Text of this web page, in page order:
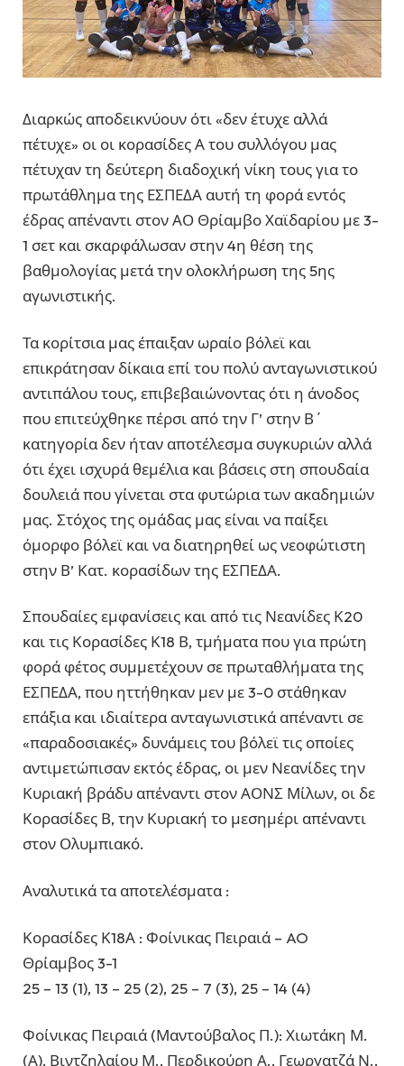
Διαρκώς αποδεικνύουν ότι «δεν έτυχε αλλά
πέτυχε» οι οι κορασίδες Α του συλλόγου μας
πέτυχαν τη δεύτερη διαδοχική νίκη τους για το
πρωτάθλημα της ΕΣΠΕΔΑ αυτή τη φορά εντός
έδρας απέναντι στον ΑΟ Θρίαμβο Χαϊδαρίου με 3-
1 σετ και σκαρφάλωσαν στην 4η θέση της
βαθμολογίας μετά την ολοκλήρωση της 5ης
αγωνιστικής.
Τα κορίτσια μας έπαιξαν ωραίο βόλεϊ και
επικράτησαν δίκαια επί του πολύ ανταγωνιστικού
αντιπάλου τους, επιβεβαιώνοντας ότι η άνοδος
που επιτεύχθηκε πέρσι από την Γ’ στην Β΄
κατηγορία δεν ήταν αποτέλεσμα συγκυριών αλλά
ότι έχει ισχυρά θεμέλια και βάσεις στη σπουδαία
δουλειά που γίνεται στα φυτώρια των ακαδημιών
μας. Στόχος της ομάδας μας είναι να παίξει
όμορφο βόλεϊ και να διατηρηθεί ως νεοφώτιστη
στην Β’ Κατ. κορασίδων της ΕΣΠΕΔΑ.
Σπουδαίες εμφανίσεις και από τις Νεανίδες Κ20
και τις Κορασίδες Κ18 Β, τμήματα που για πρώτη
φορά φέτος συμμετέχουν σε πρωταθλήματα της
ΕΣΠΕΔΑ, που ηττήθηκαν μεν με 3-0 στάθηκαν
επάξια και ιδιαίτερα ανταγωνιστικά απέναντι σε
«παραδοσιακές» δυνάμεις του βόλεϊ τις οποίες
αντιμετώπισαν εκτός έδρας, οι μεν Νεανίδες την
Κυριακή βράδυ απέναντι στον ΑΟΝΣ Μίλων, οι δε
Κορασίδες Β, την Κυριακή το μεσημέρι απέναντι
στον Ολυμπιακό.
Αναλυτικά τα αποτελέσματα :
Κορασίδες Κ18Α : Φοίνικας Πειραιά – AO
Θρίαμβος 3-1
25 – 13 (1), 13 – 25 (2), 25 – 7 (3), 25 – 14 (4)
Φοίνικας Πειραιά (Μαντούβαλος Π.): Χιωτάκη Μ.
(Α), Βιντζηλαίου Μ., Περδικούρη Α., Γεωργατζά Ν.,